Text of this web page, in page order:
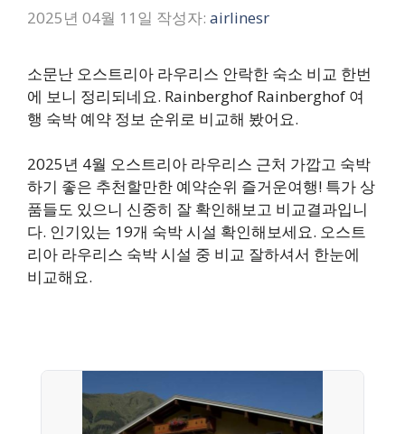
2025년 04월 11일 작성자: airlinesr
소문난 오스트리아 라우리스 안락한 숙소 비교 한번
에 보니 정리되네요. Rainberghof Rainberghof 여
행 숙박 예약 정보 순위로 비교해 봤어요.
2025년 4월 오스트리아 라우리스 근처 가깝고 숙박
하기 좋은 추천할만한 예약순위 즐거운여행! 특가 상
품들도 있으니 신중히 잘 확인해보고 비교결과입니
다. 인기있는 19개 숙박 시설 확인해보세요. 오스트
리아 라우리스 숙박 시설 중 비교 잘하셔서 한눈에
비교해요.